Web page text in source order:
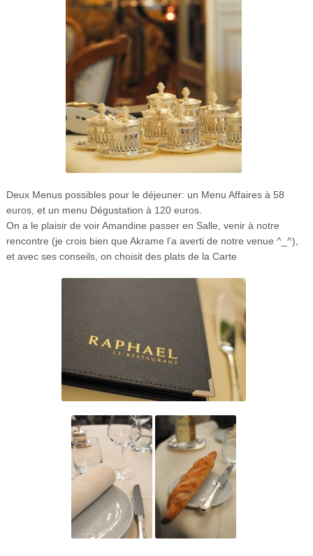
Deux Menus possibles pour le déjeuner: un Menu Affaires à 58
euros, et un menu Dégustation à 120 euros.
On a le plaisir de voir Amandine passer en Salle, venir à notre
rencontre (je crois bien que Akrame l’a averti de notre venue ^_^),
et avec ses conseils, on choisit des plats de la Carte